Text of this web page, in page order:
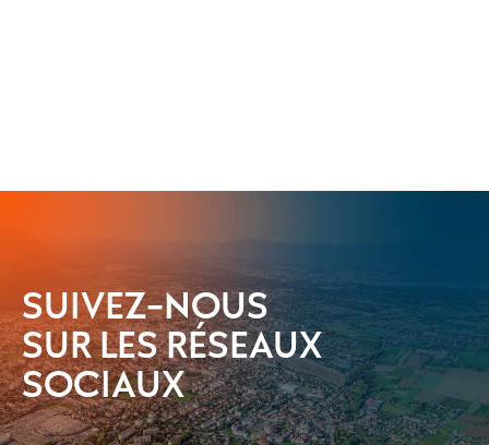
SUIVEZ-NOUS
SUR LES RÉSEAUX
SOCIAUX